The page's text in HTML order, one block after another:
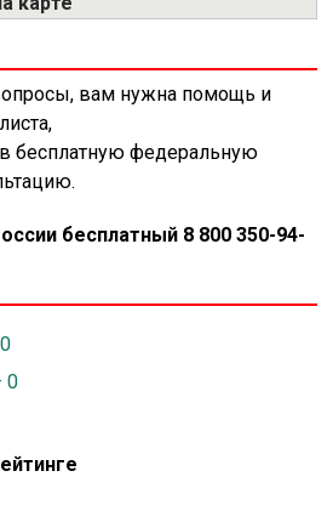
вам нужна помощь и
бесплатную федеральную
бесплатный 8 800 350-94-
0